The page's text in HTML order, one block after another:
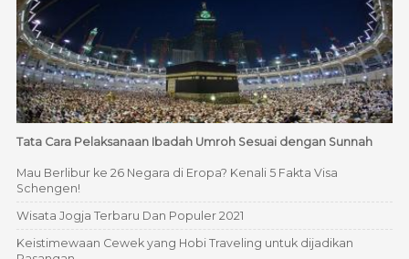
Tata Cara Pelaksanaan Ibadah Umroh Sesuai dengan Sunnah
Mau Berlibur ke 26 Negara di Eropa? Kenali 5 Fakta Visa
Schengen!
Wisata Jogja Terbaru Dan Populer 2021
Keistimewaan Cewek yang Hobi Traveling untuk dijadikan